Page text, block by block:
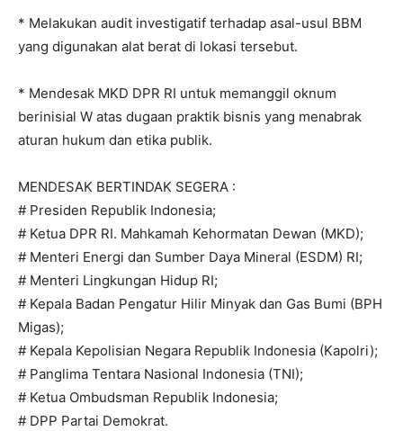
* Melakukan audit investigatif terhadap asal-usul BBM
yang digunakan alat berat di lokasi tersebut.
* Mendesak MKD DPR RI untuk memanggil oknum
berinisial W atas dugaan praktik bisnis yang menabrak
aturan hukum dan etika publik.
MENDESAK BERTINDAK SEGERA :
# Presiden Republik Indonesia;
# Ketua DPR RI. Mahkamah Kehormatan Dewan (MKD);
# Menteri Energi dan Sumber Daya Mineral (ESDM) RI;
# Menteri Lingkungan Hidup RI;
# Kepala Badan Pengatur Hilir Minyak dan Gas Bumi (BPH
Migas);
# Kepala Kepolisian Negara Republik Indonesia (Kapolri);
# Panglima Tentara Nasional Indonesia (TNI);
# Ketua Ombudsman Republik Indonesia;
# DPP Partai Demokrat.